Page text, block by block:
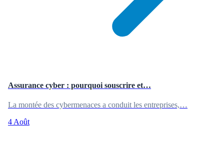
Assurance cyber : pourquoi souscrire et…
La montée des cybermenaces a conduit les entreprises,…
4 Août